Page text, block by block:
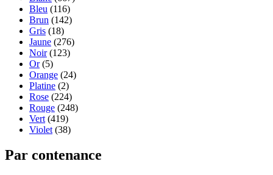
Bleu (116)
Brun (142)
Gris (18)
Jaune (276)
Noir (123)
Or (5)
Orange (24)
Platine (2)
Rose (224)
Rouge (248)
Vert (419)
Violet (38)
Par contenance